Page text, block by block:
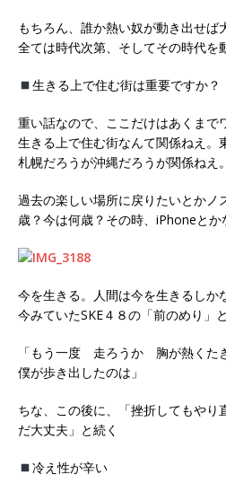
もちろん、誰か熱い奴が動き出せば
全ては時代次第、そしてその時代を
生きる上で住む街は重要ですか？
重い話なので、ここだけはあくまで
生きる上で住む街なんて関係ねえ。
札幌だろうが沖縄だろうが関係ねえ。
過去の楽しい場所に戻りたいとかノ
歳？今は何歳？その時、iPhoneとか
今を生きる。人間は今を生きるしか
今みていたSKE４８の「前のめり」
「もう一度 走ろうか 胸が熱く
僕が歩き出したのは」
ちな、この後に、「挫折してもや
だ大丈夫」と続く
冷え性が辛い